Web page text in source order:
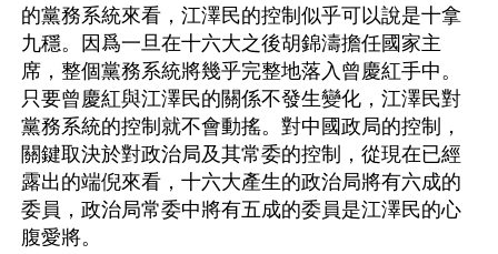
的黨務系統來看，江澤民的控制似乎可以說是十拿
九穩。因爲一旦在十六大之後胡錦濤擔任國家主
席，整個黨務系統將幾乎完整地落入曾慶紅手中。
只要曾慶紅與江澤民的關係不發生變化，江澤民對
黨務系統的控制就不會動搖。對中國政局的控制，
關鍵取決於對政治局及其常委的控制，從現在已經
露出的端倪來看，十六大產生的政治局將有六成的
委員，政治局常委中將有五成的委員是江澤民的心
腹愛將。